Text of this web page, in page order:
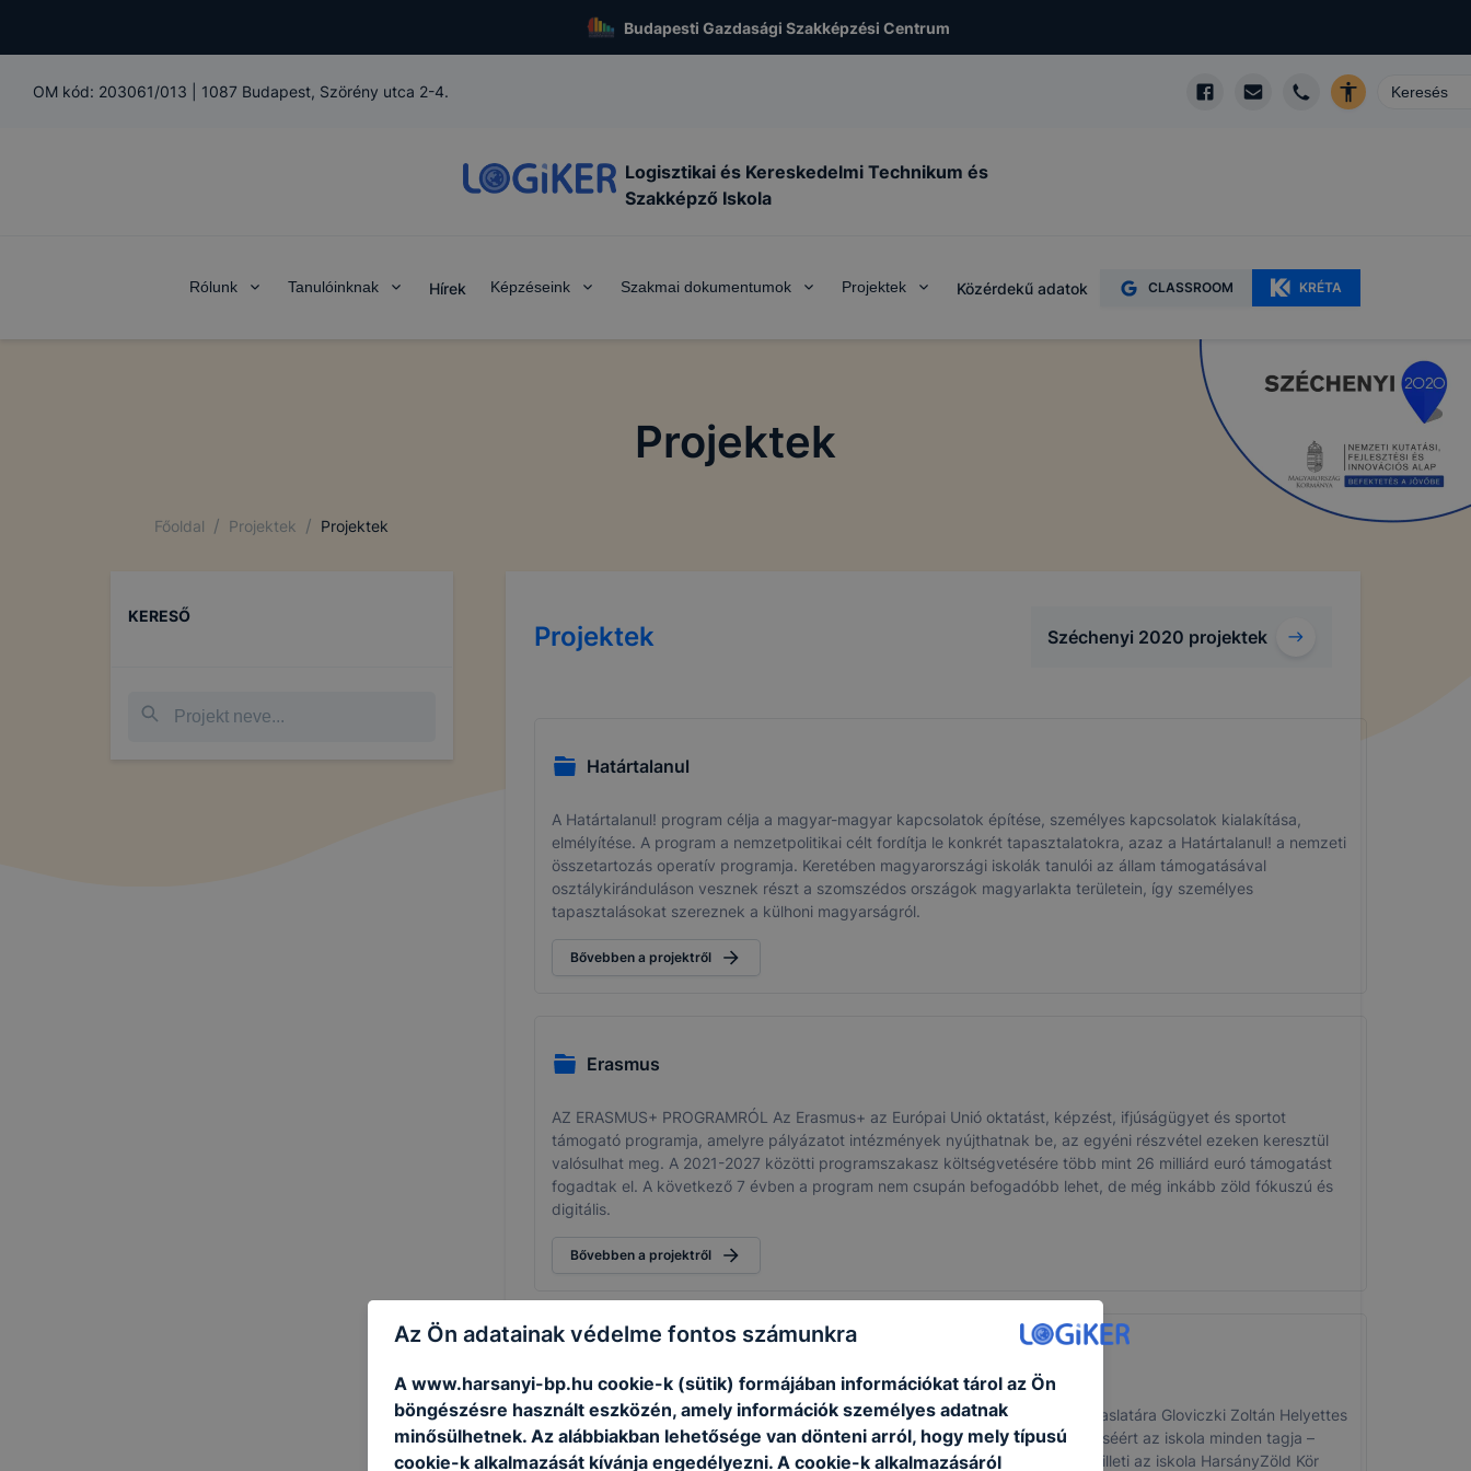
Budapesti Gazdasági Szakképzési Centrum
OM kód: 203061/013 1087 Budapest, Szörény utca 2-4.
Logisztikai és Kereskedelmi Technikum és
Szakképző Iskola
Rólunk Tanulóinknak Hírek Képzéseink Szakmai dokumentumok Projektek Közérdekű adatok CLASSROOM KRÉTA
Projektek
Főoldal / Projektek / Projektek
KERESŐ
Projektek Széchenyi 2020 projektek
Határtalanul
A Határtalanul! program célja a magyar-magyar kapcsolatok építése, személyes kapcsolatok kialakítása,
elmélyítése. A program a nemzetpolitikai célt fordítja le konkrét tapasztalatokra, azaz a Határtalanul! a nemzeti
összetartozás operatív programja. Keretében magyarországi iskolák tanulói az állam támogatásával
osztálykiránduláson vesznek részt a szomszédos országok magyarlakta területein, így személyes
tapasztalásokat szereznek a külhoni magyarságról.
Bővebben a projektről
Erasmus
AZ ERASMUS+ PROGRAMRÓL Az Erasmus+ az Európai Unió oktatást, képzést, ifjúságügyet és sportot
támogató programja, amelyre pályázatot intézmények nyújthatnak be, az egyéni részvétel ezeken keresztül
valósulhat meg. A 2021-2027 közötti programszakasz költségvetésére több mint 26 milliárd euró támogatást
fogadtak el. A következő 7 évben a program nem csupán befogadóbb lehet, de még inkább zöld fókuszú és
digitális.
Bővebben a projektről
Iskolánk, a Nemzeti Erőforrás Minisztérium által felkért Értékelő Bizottság javaslatára Gloviczki Zoltán Helyettes
Államtitkár Úr döntése értelmében elnyerte az Ökoiskola címet!”A cím elnyeréséért az iskola minden tagja –
diákja és alkalmazottja – egyaránt sokat dolgozott. Azonban külön köszönet illeti az iskola HarsányZöld Kör
Az Ön adatainak védelme fontos számunkra
A www.harsanyi-bp.hu cookie-k (sütik) formájában információkat tárol az Ön
böngészésre használt eszközén, amely információk személyes adatnak
minősülhetnek. Az alábbiakban lehetősége van dönteni arról, hogy mely típusú
cookie-k alkalmazását kívánja engedélyezni. A cookie-k alkalmazásáról